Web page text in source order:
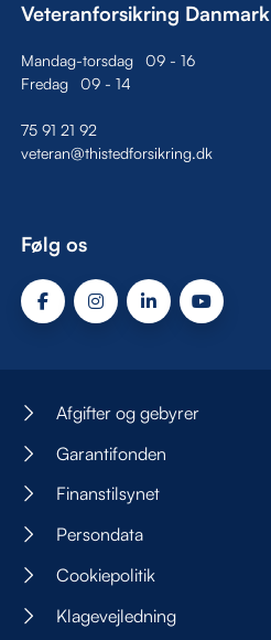
Veteranforsikring Danmark
Mandag-torsdag 09- 16
Fredag
09- 14
75 91 21 92
veteran@thistedforsikring.dk
Følg os
Afgifter og gebyrer
Garantifonden
Finanstilsynet
Persondata
Cookiepolitik
Klagevejledning